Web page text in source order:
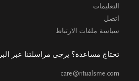
التعليمات
اتصل
سياسة ملفات الارتباط
تحتاج مساعدة؟ يرجى مراسلتنا عبر
care@ritualsme.com